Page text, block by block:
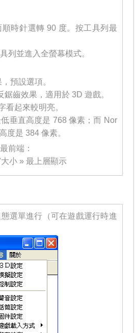
時針選轉 90 度。按工具列最
列並進入全螢幕模式。
預設選項。
鋸齒效果，適用於 3D 遊戲。
看起來較明亮。
垂直高度是 768 像素；而 Nor
度是 384 像素。
前端：
小 » 最上層顯示
選單進行（可在遊戲運行時進